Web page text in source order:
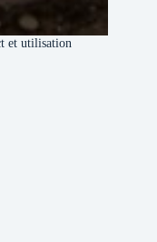
et utilisation